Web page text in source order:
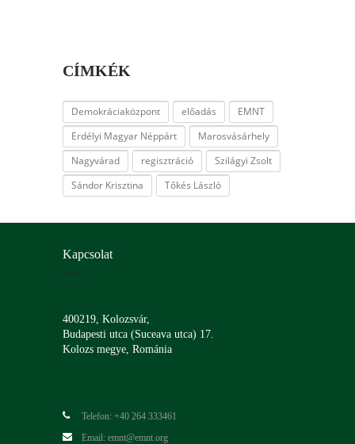
CÍMKÉK
Demokráciaközpont előadás
EMNT
Erdélyi Magyar Néppárt
Marosvásárhely
Nagyvárad
regisztráció
Szilágyi Zsolt
Sándor Krisztina
Tőkés László
Kapcsolat
400219, Kolozsvár,
Budapesti utca (Suceava utca) 17.
Kolozs megye, Románia
Telefon: +40 264 333461
Email: emnt@emnt.org